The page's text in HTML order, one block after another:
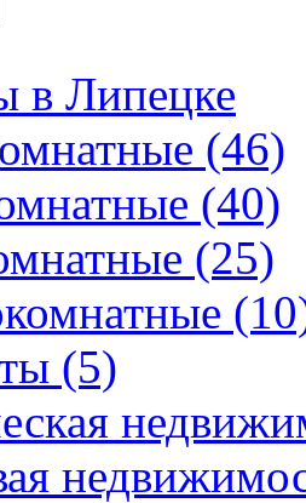
в Липецке
(46)
(40)
(25)
(5)